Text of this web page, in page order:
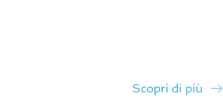
Scopri di più